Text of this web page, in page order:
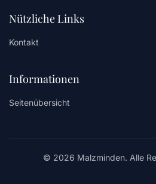
Nützliche Links
Kontakt
Informationen
Seitenübersicht
© 2026 Malzminden. Alle